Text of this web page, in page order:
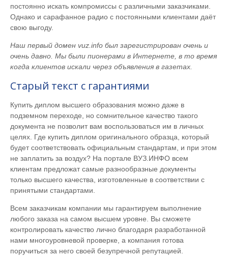
постоянно искать компромиссы с различными заказчиками.
Однако и сарафанное радио с постоянными клиентами даёт
свою выгоду.
Наш первый домен vuz.info был зарегистрирован очень и
очень давно. Мы были пионерами в Интернете, в то время
когда клиентов искали через объявления в газетах.
Старый текст с гарантиями
Купить диплом высшего образования можно даже в
подземном переходе, но сомнительное качество такого
документа не позволит вам воспользоваться им в личных
целях. Где купить диплом оригинального образца, который
будет соответствовать официальным стандартам, и при этом
не заплатить за воздух? На портале ВУЗ.ИНФО всем
клиентам предложат самые разнообразные документы
только высшего качества, изготовленные в соответствии с
принятыми стандартами.
Всем заказчикам компании мы гарантируем выполнение
любого заказа на самом высшем уровне. Вы сможете
контролировать качество лично благодаря разработанной
нами многоуровневой проверке, а компания готова
поручиться за него своей безупречной репутацией.